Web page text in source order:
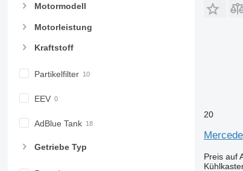
Motormodell
Motorleistung
Kraftstoff
Partikelfilter
EEV
AdBlue Tank
Getriebe Typ
20
Preis auf